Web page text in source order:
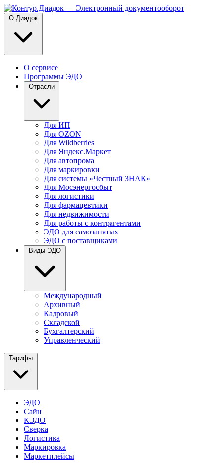
О Диадок
О сервисе
Программы ЭДО
Отрасли
Для ИП
Для OZON
Для Wildberries
Для Яндекс.Маркет
Для автопрома
Для маркировки
Для системы «Честный ЗНАК»
Для Мосэнергосбыт
Для логистики
Для фармацевтики
Для недвижимости
Для работы с контрагентами
ЭДО для самозанятых
ЭДО с поставщиками
Виды ЭДО
Международный
Архивный
Кадровый
Складской
Бухгалтерский
Управленческий
Тарифы
ЭДО
Сайн
КЭДО
Сверка
Логистика
Маркировка
Маркетплейсы